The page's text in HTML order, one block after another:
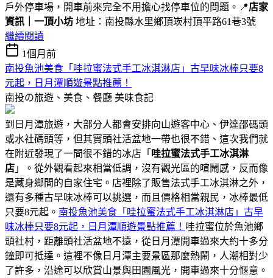
戶外停車場，開車前來完全不用擔心找停車位的問題。📍店家
資訊｜一頂小坊 地址：南投縣水里鄉頂崁村頂平路61巷3號
繼續閱讀
1個月前
南投魚池美食「哇拉蜜法式手工冰淇淋店」古早味冰棒只要8
元起，日月潭順遊景點推薦！
南投の旅遊、美食、餐廳 美味食記
到日月潭旅遊，大部分人都會安排向山遊客中心、伊達邵碼頭
或水社碼頭等，但其實頭社活盆地一帶也很不錯、這次我們就
在附近發現了一間很不錯的冰店「 哇拉蜜法式手工冰淇淋
店 」。從外觀看起來相當低調，沒有觀光區的喧鬧感，反而像
是藏身鄉間的自家住宅。店裡除了販售法式手工冰淇淋之外，
還有多種古早味冰棒可以挑選，而且價格相當親民，冰棒最低
只要8元起。 南投魚池美食「哇拉蜜法式手工冰淇淋店」古早
味冰棒只要8元起，日月潭順遊景點推薦！ 哇拉蜜位於魚池鄉
頭社村，距離頭社活盆地不遠，從日月潭開車過來大約十多分
鐘即可抵達。這裡不像日月潭主要景區那麼熱鬧，人潮相對少
了許多，沿途可以欣賞山景與田園風光，開車過來十分愜意。